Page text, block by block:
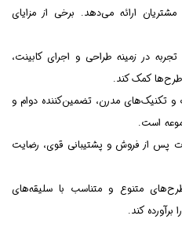
ارائه می‌دهد. برخی از مزایای
در زمینه طراحی و اجرای کابینت،
طرح‌ها کمک کند.
و تکنیک‌های مدرن، تضمین‌کننده دوام و
است.
پس از فروش و پشتیبانی قوی، رضایت
متنوع و متناسب با سلیقه‌های
کند.